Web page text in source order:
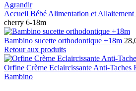
Agrandir
Accueil Bébé Alimentation et Allaitement
cherry 6-18m
Bambino sucette orthodontique +18m
Retour aux produits
Orfine Crème Eclaircissante Anti-Taches
Bambino